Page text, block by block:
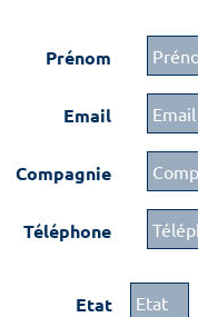
Prénom
Email
Compagnie
Téléphone
Etat